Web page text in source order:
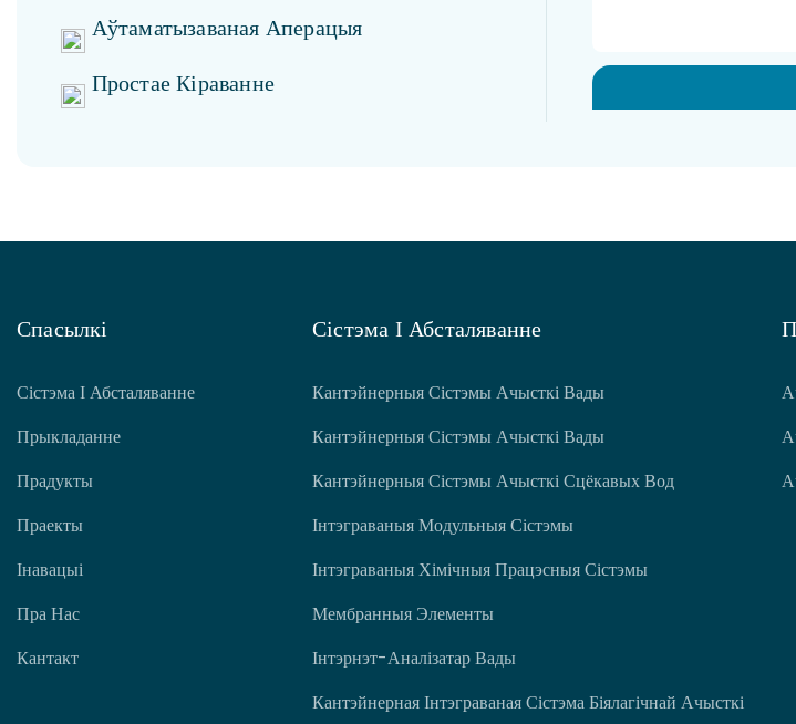
Аўтаматызаваная Аперацыя
Простае Кіраванне
Спасылкі
Сістэма І Абсталяванне
Прыкладанне
Прадукты
Праекты
Інавацыі
Пра Нас
Кантакт
Сістэма І Абсталяванне
Кантэйнерныя Сістэмы Ачысткі Вады
Кантэйнерныя Сістэмы Ачысткі Вады
Кантэйнерныя Сістэмы Ачысткі Сцёкавых Вод
Інтэграваныя Модульныя Сістэмы
Інтэграваныя Хімічныя Працэсныя Сістэмы
Мембранныя Элементы
Інтэрнэт-Аналізатар Вады
Кантэйнерная Інтэграваная Сістэма Біялагічнай Ачысткі